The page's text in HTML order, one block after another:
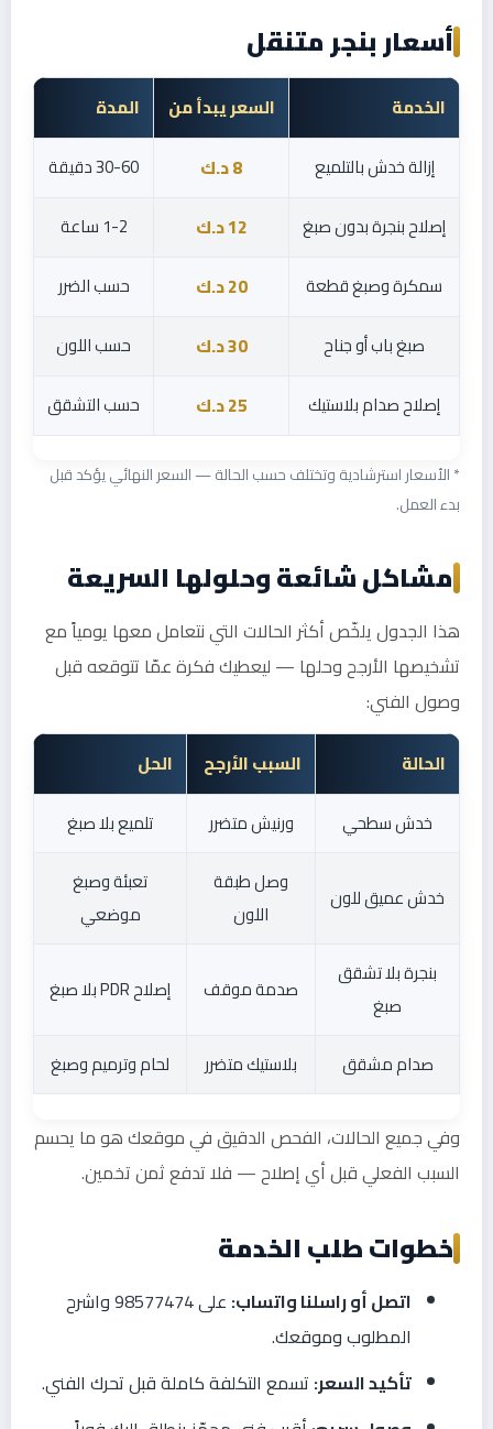
أسعار بنجر متنقل
الخدمة السعر يبدأ من
المدة
إزالة خدش بالتلميع
8 د.ك
30-60 دقيقة
إصلاح بنجرة بدون صبغ
12 د.ك
1-2 ساعة
سمكرة وصبغ قطعة
20 د.ك
حسب الضرر
صبغ باب أو جناح
30 د.ك
حسب اللون
إصلاح صدام بلاستيك
25 د.ك حسب التشقق
* الأسعار استرشادية وتختلف حسب الحالة — السعر النهائي يؤكد قبل
بدء العمل.
مشاكل شائعة وحلولها السريعة
هذا الجدول يلخّص أكثر الحالات التي نتعامل معها يومياً مع
تشخيصها الأرجح وحلها — ليعطيك فكرة عمّا تتوقعه قبل
وصول الفني:
الحالة السبب الأرجح
الحل
خدش سطحي
ورنيش متضرر تلميع بلا صبغ
خدش عميق للون
وصل طبقة
اللون
تعبئة وصبغ
موضعي
بنجرة بلا تشقق
صبغ
صدمة موقف إصلاح PDR بلا صبغ
صدام مشقق بلاستيك متضرر لحام وترميم وصبغ
وفي جميع الحالات، الفحص الدقيق في موقعك هو ما يحسم
السبب الفعلي قبل أي إصلاح — فلا تدفع ثمن تخمين.
خطوات طلب الخدمة
اتصل أو راسلنا واتساب:
على 98577474 واشرح
المطلوب وموقعك.
تأكيد السعر: تسمع التكلفة كاملة قبل تحرك الفني.